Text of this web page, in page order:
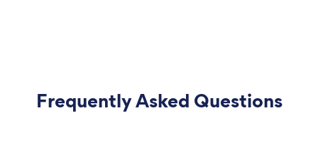
Frequently Asked Questions